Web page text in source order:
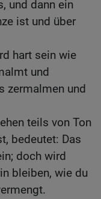
und dann ein
ist und über
hart sein wie
und
zermalmen und
teils von Ton
bedeutet: Das
doch wird
bleiben, wie du